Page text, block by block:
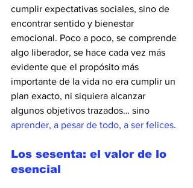
cumplir expectativas sociales, sino de
encontrar sentido y bienestar
emocional. Poco a poco, se comprende
algo liberador, se hace cada vez más
evidente que el propósito más
importante de la vida no era cumplir un
plan exacto, ni siquiera alcanzar
algunos objetivos trazados… sino
aprender, a pesar de todo, a ser felices.
Los sesenta: el valor de lo
esencial